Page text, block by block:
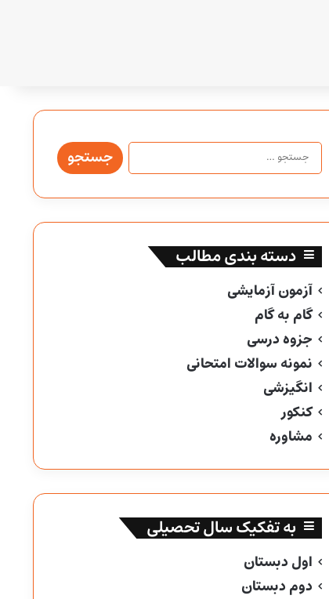
جستجو
برای:
دسته بندی مطالب
آزمون آزمایشی
گام به گام
جزوه درسی
نمونه سوالات امتحانی
انگیزشی
کنکور
مشاوره
به تفکیک سال تحصیلی
اول دبستان
دوم دبستان